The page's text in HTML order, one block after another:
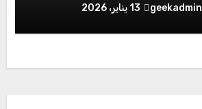
geekadmin 13 يناير، 2026